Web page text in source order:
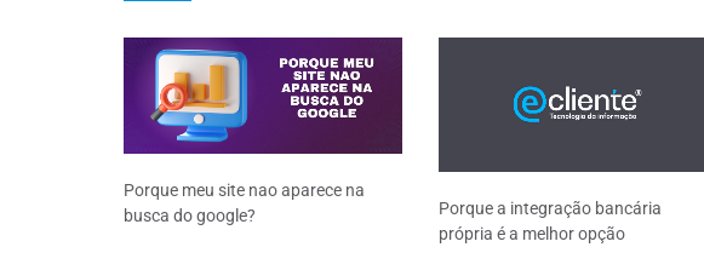
Porque meu site nao aparece na
busca do google?
Porque a integração bancária
própria é a melhor opção